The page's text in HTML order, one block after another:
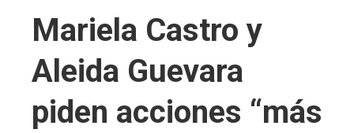
Mariela Castro y
Aleida Guevara
piden acciones “más